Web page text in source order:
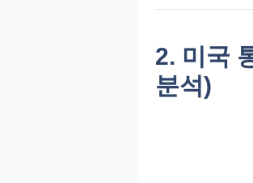
2. 미국
분석)